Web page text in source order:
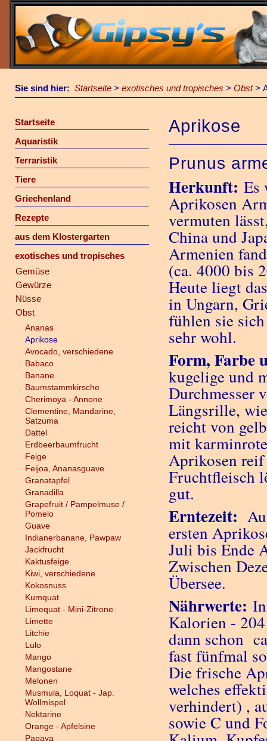
Sie sind hier: Startseite > exotisches und tropisches > Obst>
Startseite
Aquaristik
Terraristik
Tiere
Griechenland
Rezepte
aus dem Klostergarten
exotisches und tropisches
Gemüse
Gewürze
Nüsse
Obst
Ananas
Aprikose
Avocado, verschiedene
Babaco
Banane
Baumstammkirsche
Cherimoya - Annone
Clementine, Mandarine,
Satzuma
Dattel
Erdbeerbaumfrucht
Feige
Feijoa, Ananasguave
Granatapfel
Granadilla
Grapefruit / Pampelmuse /
Pomelo
Guave
Indianerbanane, Pawpaw
Jackfrucht
Kaktusfeige
Kiwi, verschiedene
Kokosnuss
Kumquat
Limequat - Mini-Zitrone
Limette
Litchie
Lulo
Mango
Mangostane
Melonen
Musmula, Loquat - Jap.
Wollmispel
Nektarine
Orange - Apfelsine
Papaya
Aprikose
Prunus
Herkunft:Es
Aprikosen
vermuten
China und
Armenien
(ca. 4000 bis
Heute liegt
in Ungarn,
fühlen sie
sehr wohl.
Form, Farbe
kugelige und
Durchmesser
Längsrille,
reicht von
mit
Aprikosen
Fruchtfleisch
gut.
Erntezeit:
ersten
Juli bis Ende
Zwischen
Übersee.
Nährwerte:
Kalorien -
dann schon
fast fünfmal
Die frische
welches
verhindert) ,
sowie C und